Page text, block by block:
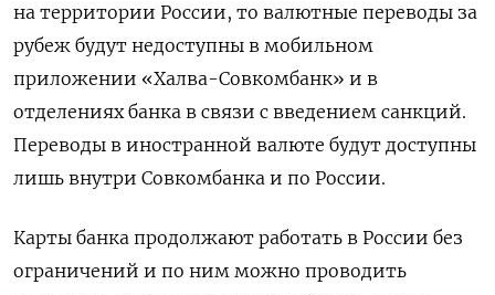
на территории России, то валютные переводы за
рубеж будут недоступны в мобильном
приложении «Халва-Совкомбанк» и в
отделениях банка в связи с введением санкций.
Переводы в иностранной валюте будут доступны
лишь внутри Совкомбанка и по России.
Карты банка продолжают работать в России без
ограничений и по ним можно проводить